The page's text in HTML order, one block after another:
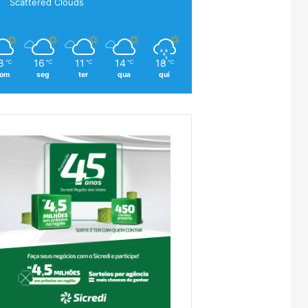
℃ 16 ℃
seg
11 ℃
ter
14 ℃
qua
18 ℃
qui